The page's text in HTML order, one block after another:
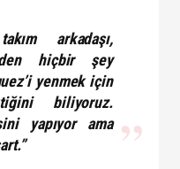
arkadaşı,
hiçbir şey
’i yenmek için
biliyoruz.
yapıyor ama